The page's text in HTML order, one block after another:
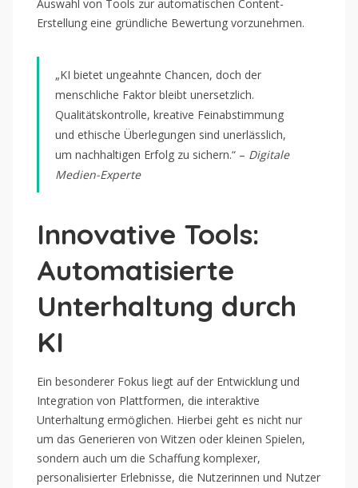
Auswahl von Tools zur automatischen Content-
Erstellung eine gründliche Bewertung vorzunehmen.
„KI bietet ungeahnte Chancen, doch der
menschliche Faktor bleibt unersetzlich.
Qualitätskontrolle, kreative Feinabstimmung
und ethische Überlegungen sind unerlässlich,
um nachhaltigen Erfolg zu sichern.“ – Digitale
Medien-Experte
Innovative Tools:
Automatisierte
Unterhaltung durch
KI
Ein besonderer Fokus liegt auf der Entwicklung und
Integration von Plattformen, die interaktive
Unterhaltung ermöglichen. Hierbei geht es nicht nur
um das Generieren von Witzen oder kleinen Spielen,
sondern auch um die Schaffung komplexer,
personalisierter Erlebnisse, die Nutzerinnen und Nutzer